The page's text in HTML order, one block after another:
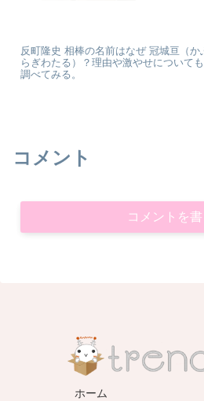
反町隆史 相棒の名前はなぜ 冠城亘（か
らぎわたる）？理由や激やせについても
調べてみる。
コメント
コメントを
ホーム